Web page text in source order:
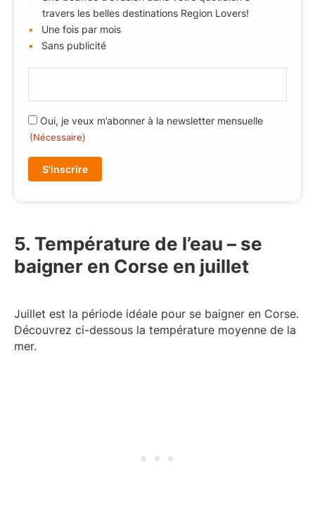
travers les belles destinations Region Lovers!
Une fois par mois
Sans publicité
a
l
e
s
e
)
R
G
(
s
i
r
e
Oui, je veux m’abonner à la newsletter mensuelle
(Nécessaire)
5. Température de l’eau – se
baigner en Corse en juillet
Juillet est la période idéale pour se baigner en Corse.
Découvrez ci-dessous la température moyenne de la
mer.